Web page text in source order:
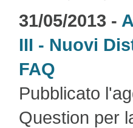
31/05/2013 -
III - Nuovi
FAQ
Pubblicato
Question per